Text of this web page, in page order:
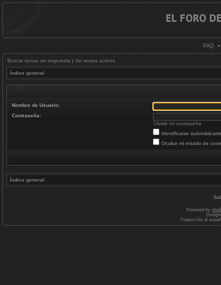
FAQ •
Buscar temas sin respuesta | Ver temas activos
Índice general
Nombre de Usuario:
Contraseña:
Olvidé mi contraseña
Identificarse
Ocultar mi estado de
Índice general
Powered by
Traducción al